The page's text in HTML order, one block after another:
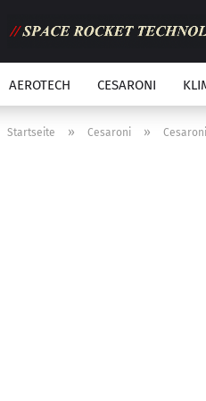
AEROTECH CESARONI
Startseite » Cesaroni »